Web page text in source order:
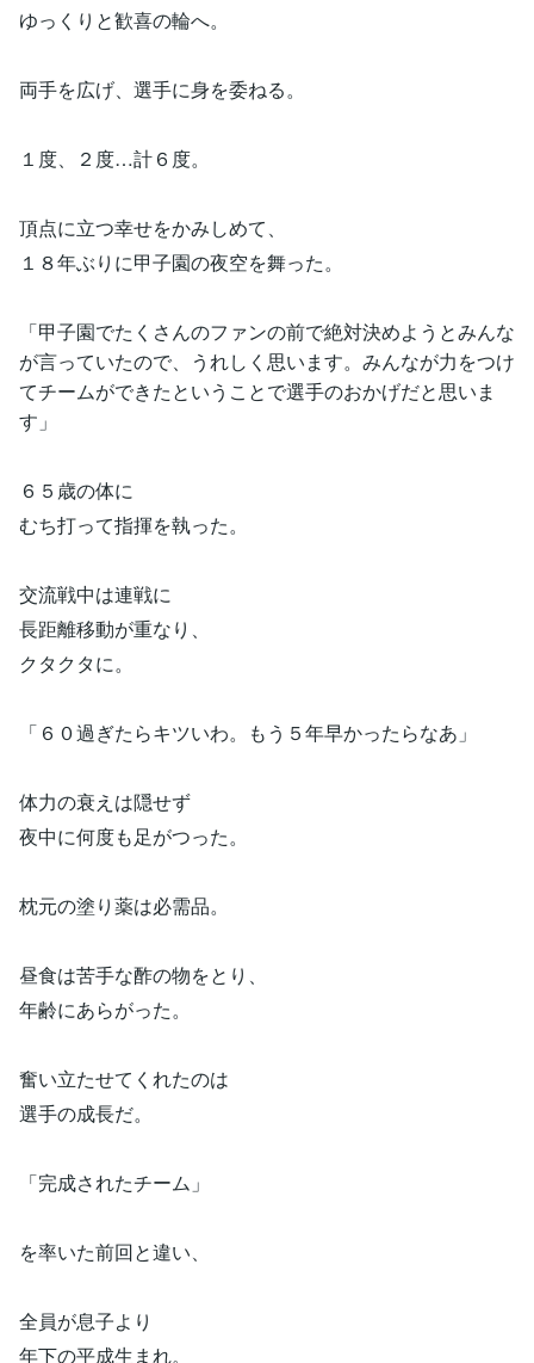
ゆっくりと歓喜の輪へ。
両手を広げ、選手に身を委ねる。
１度、２度…計６度。
頂点に立つ幸せをかみしめて、
１８年ぶりに甲子園の夜空を舞った。
「甲子園でたくさんのファンの前で絶対決めようとみんな
が言っていたので、うれしく思います。みんなが力をつけ
てチームができたということで選手のおかげだと思いま
す」
６５歳の体に
むち打って指揮を執った。
交流戦中は連戦に
長距離移動が重なり、
クタクタに。
「６０過ぎたらキツいわ。もう５年早かったらなあ」
体力の衰えは隠せず
夜中に何度も足がつった。
枕元の塗り薬は必需品。
昼食は苦手な酢の物をとり、
年齢にあらがった。
奮い立たせてくれたのは
選手の成長だ。
「完成されたチーム」
を率いた前回と違い、
全員が息子より
年下の平成生まれ。